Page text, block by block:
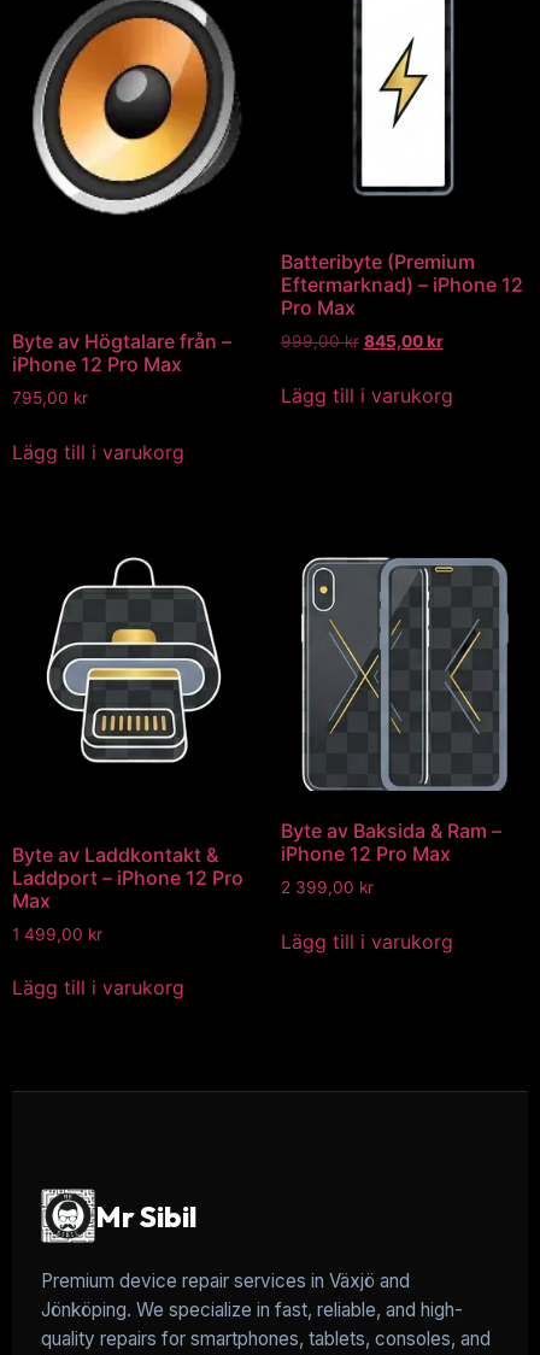
Byte av Högtalare från –
iPhone 12 Pro Max
795,00 kr
Lägg till i varukorg
Batteribyte (Premium
Eftermarknad) – iPhone 12
Pro Max
999,00kr 845,00kr
Lägg till i varukorg
Byte av Laddkontakt &
Laddport – iPhone 12 Pro
Max
1 499,00 kr
Lägg till i varukorg
Byte av Baksida & Ram –
iPhone 12 Pro Max
2 399,00 kr
Lägg till i varukorg
Mr Sibil
Premium device repair services in Växjö and
Jönköping. We specialize in fast, reliable, and high-
quality repairs for smartphones, tablets, consoles, and